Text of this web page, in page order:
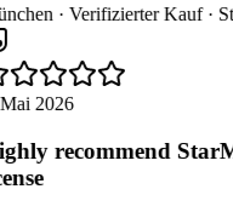
· Verifizierter Kauf ·
2026
recommend